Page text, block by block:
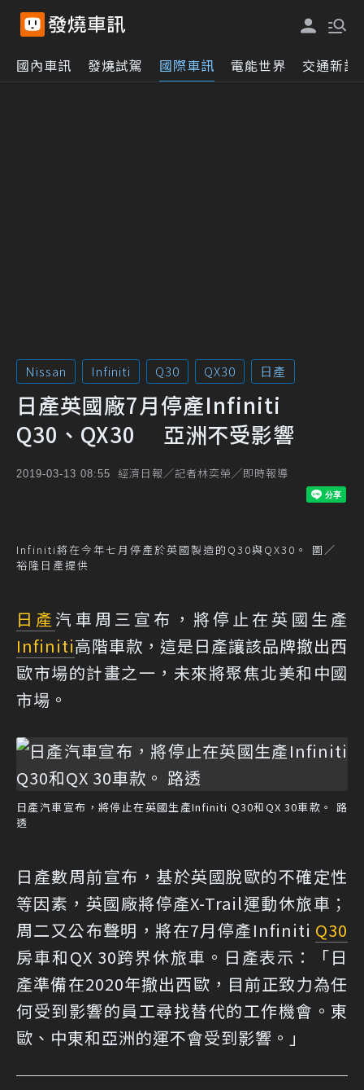
國內車訊 發燒試駕 國際車訊 電能世界 交通新訊
Nissan Infiniti Q30 QX30 日產
日產英國廠7月停產Infiniti
Q30、QX30 亞洲不受影響
2019-03-13 08:55 經濟日報／記者林奕榮╱即時報導
Infiniti將在今年七月停產於英國製造的Q30與QX30。 圖／
裕隆日產提供
日產 汽車周三宣布，將停止在英國生產
Infiniti高階車款，這是日產讓該品牌撤出西
歐市場的計畫之一，未來將聚焦北美和中國
市場。
日產汽車宣布，將停止在英國生產Infiniti Q30和QX 30車款。 路
透
日產數周前宣布，基於英國脫歐的不確定性
等因素，英國廠將停產X-Trail運動休旅車；
周二又公布聲明，將在7月停產Infiniti Q30
房車和QX 30跨界休旅車。日產表示：「日
產準備在2020年撤出西歐，目前正致力為任
何受到影響的員工尋找替代的工作機會。東
歐、中東和亞洲的運不會受到影響。」